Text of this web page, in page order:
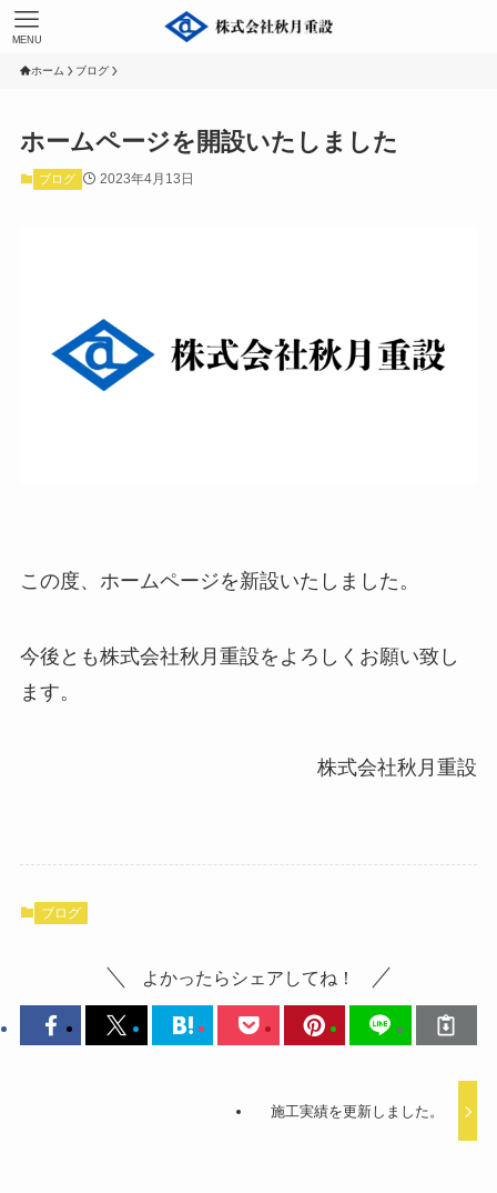
MENU
ホーム ブログ
ホームページを開設いたしました
ブログ 2023年4月13日
この度、ホームページを新設いたしました。
今後とも株式会社秋月重設をよろしくお願い致し
ます。
株式会社秋月重設
ブログ
よかったらシェアしてね！
施工実績を更新しました。